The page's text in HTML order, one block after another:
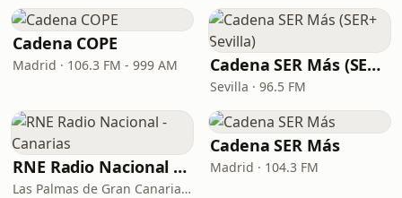
Cadena COPE
Madrid · 106.3 FM - 999 AM Cadena SER Más (SER+ Sevilla)
Sevilla · 96.5 FM
RNE Radio Nacional - Canarias
Las Palmas de Gran Canaria · 92.8 FM
Cadena SER Más
Madrid · 104.3 FM